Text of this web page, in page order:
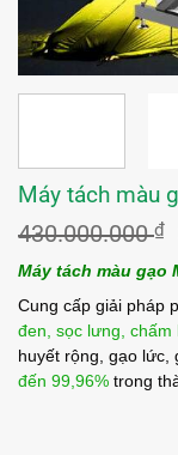
Máy tách màu
430.000.000₫
Máy tách màu gạo
Cung cấp giải pháp
đen, sọc lưng, chấm
huyết rộng, gạo
đến 99,96% trong